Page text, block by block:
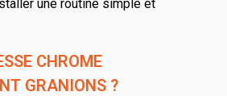
une routine simple et
CHROME
GRANIONS ?